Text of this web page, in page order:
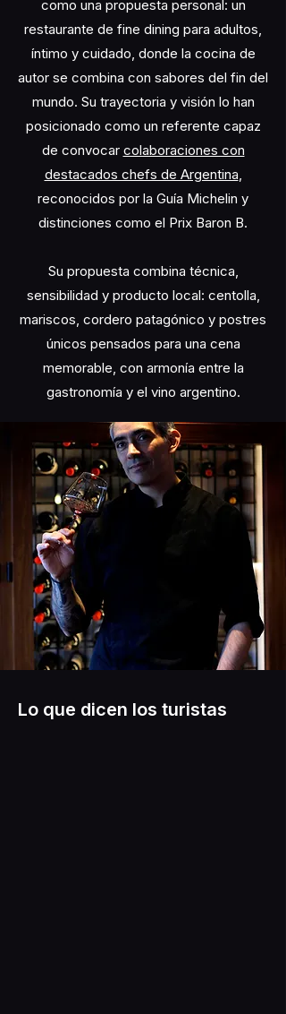
como una propuesta personal: un
restaurante de fine dining para adultos,
íntimo y cuidado, donde la cocina de
autor se combina con sabores del fin del
mundo. Su trayectoria y visión lo han
posicionado como un referente capaz
de convocar colaboraciones con
destacados chefs de Argentina,
reconocidos por la Guía Michelin y
distinciones como el Prix Baron B.
Su propuesta combina técnica,
sensibilidad y producto local: centolla,
mariscos, cordero patagónico y postres
únicos pensados para una cena
memorable, con armonía entre la
gastronomía y el vino argentino.
Lo que dicen los turistas